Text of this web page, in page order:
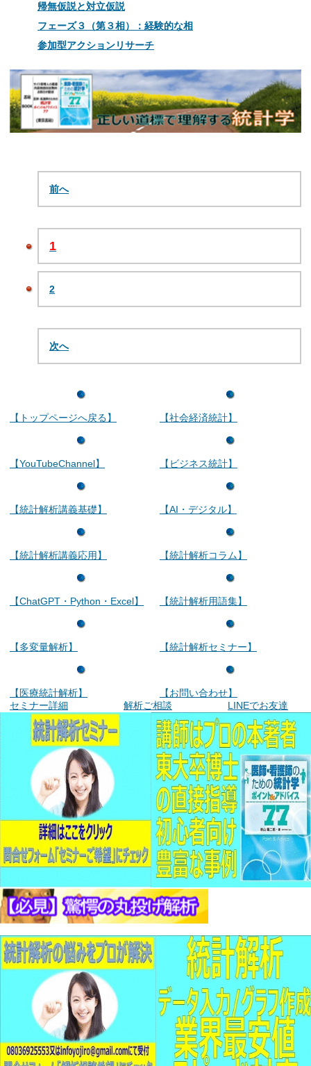
帰無仮説と対立仮説
フェーズ３（第３相）：経験的な相
参加型アクションリサーチ
前へ
1
2
次へ
【トップページへ戻る】
【YouTubeChannel】
【統計解析講義基礎】
【統計解析講義応用】
【ChatGPT・Python・Excel】
【多変量解析】
【医療統計解析】
【社会経済統計】
【ビジネス統計】
【AI・デジタル】
【統計解析コラム】
【統計解析用語集】
【統計解析セミナー】
【お問い合わせ】
セミナー詳細
解析ご相談 LINEでお友達